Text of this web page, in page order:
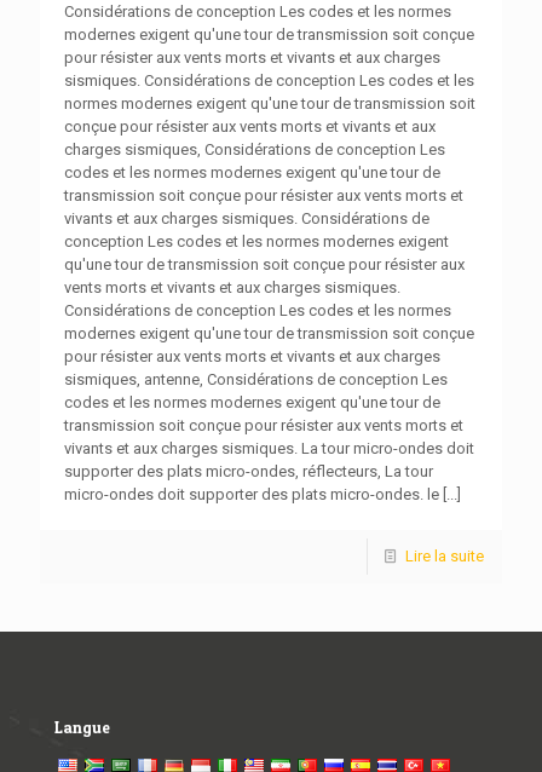
Considérations de conception Les codes et les normes
modernes exigent qu'une tour de transmission soit conçue
pour résister aux vents morts et vivants et aux charges
sismiques. Considérations de conception Les codes et les
normes modernes exigent qu'une tour de transmission soit
conçue pour résister aux vents morts et vivants et aux
charges sismiques, Considérations de conception Les
codes et les normes modernes exigent qu'une tour de
transmission soit conçue pour résister aux vents morts et
vivants et aux charges sismiques. Considérations de
conception Les codes et les normes modernes exigent
qu'une tour de transmission soit conçue pour résister aux
vents morts et vivants et aux charges sismiques.
Considérations de conception Les codes et les normes
modernes exigent qu'une tour de transmission soit conçue
pour résister aux vents morts et vivants et aux charges
sismiques, antenne, Considérations de conception Les
codes et les normes modernes exigent qu'une tour de
transmission soit conçue pour résister aux vents morts et
vivants et aux charges sismiques. La tour micro-ondes doit
supporter des plats micro-ondes, réflecteurs, La tour
micro-ondes doit supporter des plats micro-ondes. le [...]
Lire la suite
Langue